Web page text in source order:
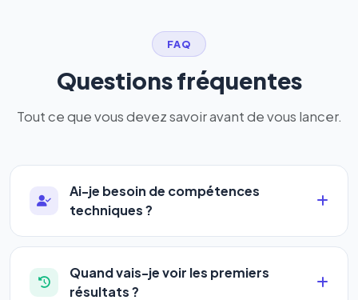
FAQ
Questions fréquentes
Tout ce que vous devez savoir avant de vous lancer.
Ai-je besoin de compétences
techniques ?
Absolument pas. Notre logiciel a été conçu pour
être accessible àtous les profils: artisans,
commerçants, auto-entrepreneurs, PME ou
Quand vais-je voir les premiers
résultats ?